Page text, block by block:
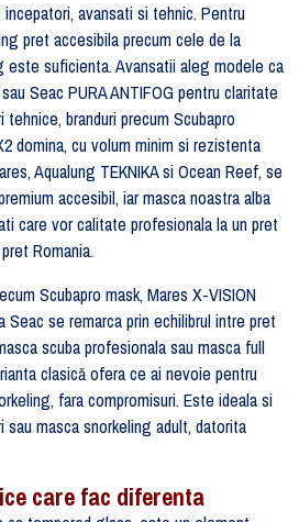
avansati si tehnic. Pentru
pret accesibila precum cele de la
este suficienta. Avansatii aleg modele ca
Seac PURA ANTIFOG pentru claritate
branduri precum Scubapro
domina, cu volum minim si rezistenta
Aqualung TEKNIKA si Ocean Reef, se
accesibil, iar masca noastra alba
care vor calitate profesionala la un pret
Romania.
Scubapro mask, Mares X-VISION
Seac se remarca prin echilibrul intre pret
scuba profesionala sau masca full
clasică ofera ce ai nevoie pentru
fara compromisuri. Este ideala si
sau masca snorkeling adult, datorita
care fac diferenta